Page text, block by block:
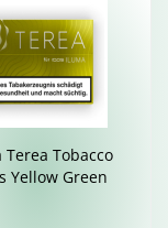
Terea To­bac­co
Yellow Green